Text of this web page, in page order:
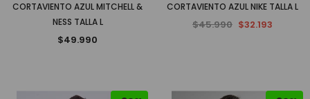
CORTAVIENTO AZUL MITCHELL &
NESS TALLA L
$49.990
CORTAVIENTO AZUL NIKE TALLA L
$45.990 $32.193